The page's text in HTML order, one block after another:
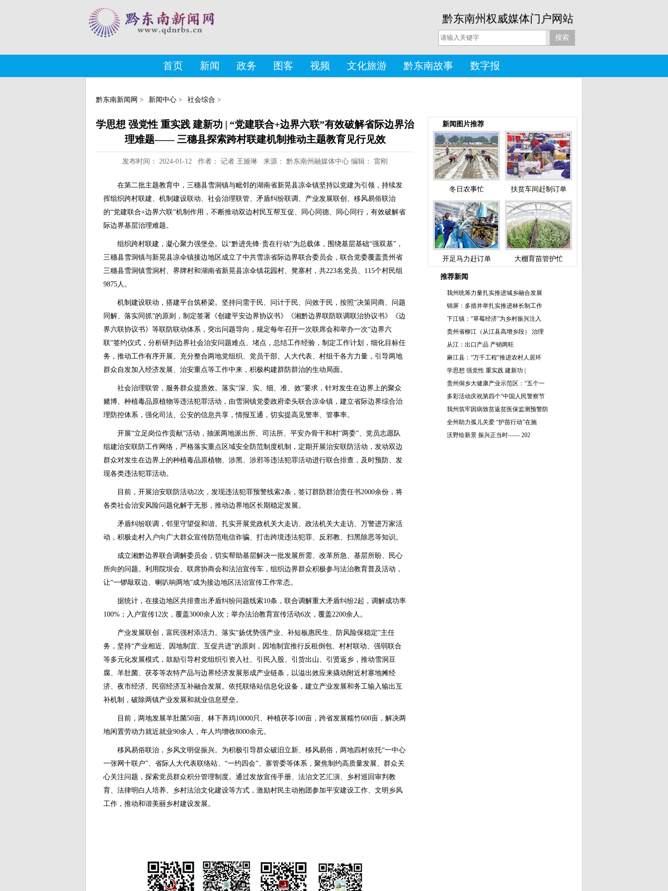
黔东南州权威媒体门户网站
首页 新闻 政务 图客 视频 文化旅游 黔东南故事 数字报
黔东南新闻网 > 新闻中心 > 社会综合 >
学思想 强党性 重实践 建新功 | “党建联合+边界六联”有效破解省际边界治
理难题—— 三穗县探索跨村联建机制推动主题教育见行见效
发布时间： 2024-01-12 作者： 记者 王娅琳 来源： 黔东南州融媒体中心 编辑： 雷刚
在第二批主题教育中，三穗县雪洞镇与毗邻的湖南省新晃县凉伞镇坚持以党建为引领，持续发
挥组织跨村联建、机制建设联动、社会治理联管、矛盾纠纷联调、产业发展联创、移风易俗联治
的“党建联合+边界六联”机制作用，不断推动双边村民互帮互促、同心同德、同心同行，有效破解省
际边界基层治理难题。
组织跨村联建，凝心聚力强堡垒。以“黔进先锋·贵在行动”为总载体，围绕基层基础“强双基”，
三穗县雪洞镇与新晃县凉伞镇接边地区成立了中共雪凉省际边界联合委员会，联合党委覆盖贵州省
三穗县雪洞镇雪洞村、界牌村和湖南省新晃县凉伞镇花园村、凳寨村，共223名党员、115个村民组
9875人。
机制建设联动，搭建平台筑桥梁。坚持问需于民、问计于民、问效于民，按照“决策同商、问题
同解、落实同抓”的原则，制定签署《创建平安边界协议书》《湘黔边界联防联调联治协议书》《边
界六联协议书》等联防联动体系，突出问题导向，规定每年召开一次联席会和举办一次“边界六
联”签约仪式，分析研判边界社会治安问题难点、堵点，总结工作经验，制定工作计划，细化目标任
务，推动工作有序开展。充分整合两地党组织、党员干部、人大代表、村组干各方力量，引导两地
群众自发加入经济发展、治安重点等工作中来，积极构建群防群治的生动局面。
社会治理联管，服务群众提质效。落实“深、实、细、准、效”要求，针对发生在边界上的聚众
赌博、种植毒品原植物等违法犯罪活动，由雪洞镇党委政府牵头联合凉伞镇，建立省际边界综合治
理防控体系，强化司法、公安的信息共享，情报互通，切实提高见警率、管事率。
开展“立足岗位作贡献”活动，抽派两地派出所、司法所、平安办骨干和村“两委”、党员志愿队
组建治安联防工作网络，严格落实重点区域安全防范制度机制，定期开展治安联防活动，发动双边
群众对发生在边界上的种植毒品原植物、涉黑、涉邪等违法犯罪活动进行联合排查，及时预防、发
现各类违法犯罪活动。
目前，开展治安联防活动2次，发现违法犯罪预警线索2条，签订群防群治责任书2000余份，将
各类社会治安风险问题化解于无形，推动边界地区长期稳定发展。
矛盾纠纷联调，邻里守望促和谐。扎实开展党政机关大走访、政法机关大走访、万警进万家活
动，积极走村入户向广大群众宣传防范电信诈骗、打击跨境违法犯罪、反邪教、扫黑除恶等知识。
成立湘黔边界联合调解委员会，切实帮助基层解决一批发展所需、改革所急、基层所盼、民心
所向的问题。利用院坝会、联席协商会和法治宣传车，组织边界群众积极参与法治教育普及活动，
让“一锣敲双边、喇叭响两地”成为接边地区法治宣传工作常态。
据统计，在接边地区共排查出矛盾纠纷问题线索10条，联合调解重大矛盾纠纷2起，调解成功率
100%；入户宣传12次，覆盖3000余人次；举办法治教育宣传活动6次，覆盖2200余人。
产业发展联创，富民强村添活力。落实“扬优势强产业、补短板惠民生、防风险保稳定”主任
务，坚持“产业相近、因地制宜、互促共进”的原则，因地制宜推行反租倒包、村村联动、强弱联合
等多元化发展模式，鼓励引导村党组织引资入社、引民入股、引货出山、引贤返乡，推动雪洞豆
腐、羊肚菌、茯苓等农特产品与边界经济发展形成产业链条，以溢出效应来撬动附近村寨地摊经
济、夜市经济、民宿经济互补融合发展。依托联络站信息化设备，建立产业发展和务工输入输出互
补机制，破除两镇产业发展和就业信息壁垒。
目前，两地发展羊肚菌50亩、林下养鸡10000只、种植茯苓100亩，跨省发展糯竹600亩，解决两
地闲置劳动力就近就业90余人，年人均增收8000余元。
移风易俗联治，乡风文明促振兴。为积极引导群众破旧立新、移风易俗，两地四村依托“一中心
一张网十联户”、省际人大代表联络站、“一约四会”、寨管委等体系，聚焦制约高质量发展、群众关
心关注问题，探索党员群众积分管理制度。通过发放宣传手册、法治文艺汇演、乡村巡回审判教
育、法律明白人培养、乡村法治文化建设等方式，激励村民主动抱团参加平安建设工作、文明乡风
工作，推动和谐美丽乡村建设发展。
新闻图片推荐
冬日农事忙 扶贫车间赶制订单
开足马力赶订单 大棚育苗管护忙
推荐新闻
我州统筹力量扎实推进城乡融合发展
锦屏：多措并举扎实推进林长制工作
下江镇：“草莓经济”为乡村振兴注入
贵州省柳江（从江县高增乡段） 治理
从江：出口产品 产销两旺
麻江县：“万千工程”推进农村人居环
学思想 强党性 重实践 建新功 |
贵州侗乡大健康产业示范区：“五个一
多彩活动庆祝第四个“中国人民警察节
我州筑牢因病致贫返贫医保监测预警防
全州助力孤儿关爱 “护苗行动”在施
沃野绘新景 振兴正当时—— 202